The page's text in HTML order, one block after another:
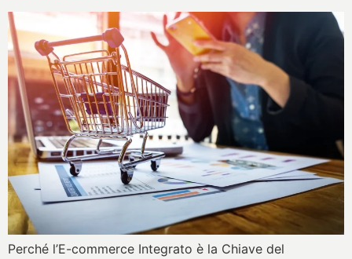
Perché l’E-commerce Integrato è la Chiave del